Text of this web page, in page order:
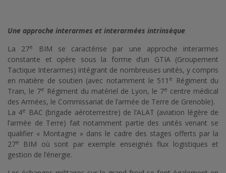
Une approche interarmes et interarmées intrinsèque
La 27e
BIM se caractérise par une approche interarmes
constante et opère sous la forme d’un GTIA (Groupement
Tactique Interarmes) intégrant de nombreuses unités, y compris
en matière de soutien (avec notamment le 511 e
Régiment du
Train, le 7e Régiment du matériel de Lyon, le 7e centre médical
des Armées, le Commissariat de l’armée de Terre de Grenoble).
La 4e
BAC (brigade aéroterrestre) de l’ALAT (aviation légère de
l’armée de Terre) fait notamment partie des unités venant se
qualifier « Montagne » dans le cadre des stages offerts par la
27e
BIM où sont par exemple enseignés flux logistiques et
gestion de l’énergie.